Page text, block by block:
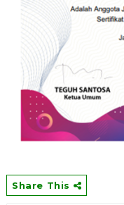
Share This